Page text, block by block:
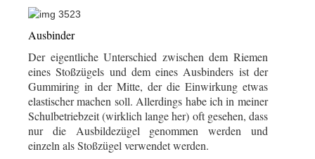
Ausbinder
Der eigentliche Unterschied zwischen dem Riemen
eines Stoßzügels und dem eines Ausbinders ist der
Gummiring in der Mitte, der die Einwirkung etwas
elastischer machen soll. Allerdings habe ich in meiner
Schulbetriebzeit (wirklich lange her) oft gesehen, dass
nur die Ausbildezügel genommen werden und
einzeln als Stoßzügel verwendet werden.